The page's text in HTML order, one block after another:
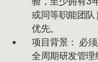
或同等职能团
优先。
项目背景： 必
全周期研发管